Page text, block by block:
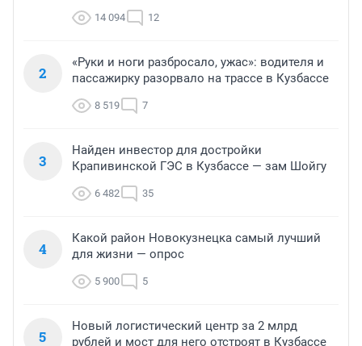
14 094 12
2
«Руки и ноги разбросало, ужас»: водителя и
пассажирку разорвало на трассе в Кузбассе
8 519 7
3
Найден инвестор для достройки
Крапивинской ГЭС в Кузбассе — зам Шойгу
6 482 35
4
Какой район Новокузнецка самый лучший
для жизни — опрос
5 900 5
5
Новый логистический центр за 2 млрд
рублей и мост для него отстроят в Кузбассе